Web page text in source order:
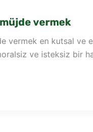
vermek
vermek en kutsal ve
ve isteksiz bir